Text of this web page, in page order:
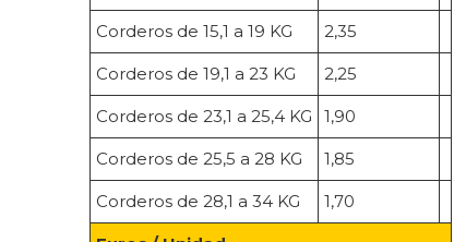
Corderos de 15,1 a 19 KG 2,35
Corderos de 19,1 a 23 KG 2,25
Corderos de 23,1 a 25,4 KG 1,90
Corderos de 25,5 a 28 KG 1,85
Corderos de 28,1 a 34 KG 1,70